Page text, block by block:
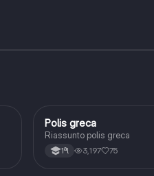
Storia
Polis greca
Riassunto polis greca
1ªl 3,197 75